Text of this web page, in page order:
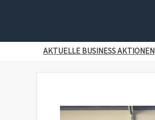
AKTUELLE BUSINESS AKTIONEN